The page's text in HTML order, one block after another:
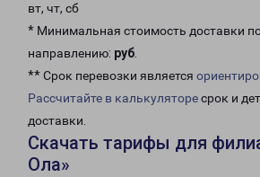
вт, чт, сб
* Минимальная стоимость доставки
направлению: руб.
** Срок перевозки является
Рассчитайте в калькуляторесрок и
доставки.
Скачать тарифы для
Ола»